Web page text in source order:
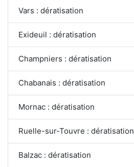
Vars : dératisation
Exideuil : dératisation
Champniers : dératisation
Chabanais : dératisation
Mornac : dératisation
Ruelle-sur-Touvre : dératisation
Balzac : dératisation